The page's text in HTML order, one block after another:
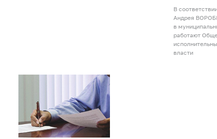
В
Андрея
в
работают
власти